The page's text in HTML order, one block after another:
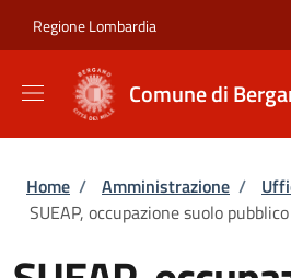
Regione Lombardia
Comune di
Briciole di pane
Home / Amministrazione /
SUEAP, occupazione suolo